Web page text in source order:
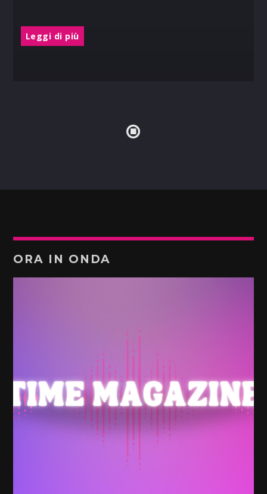
Leggi di più
ORA IN ONDA